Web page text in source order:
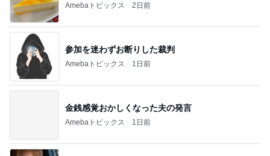
Amebaトピックス 2日前
参加を迷わずお断りした裁判
Amebaトピックス 1日前
金銭感覚おかしくなった夫の発言
Amebaトピックス 1日前